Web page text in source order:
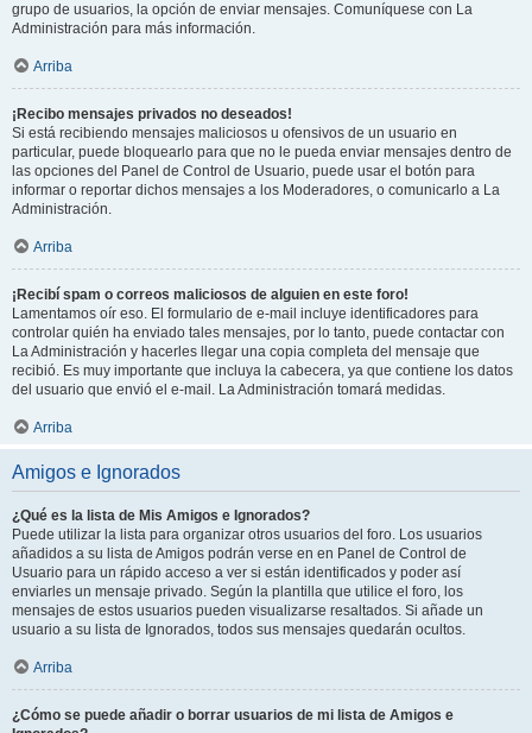
grupo de usuarios, la opción de enviar mensajes. Comuníquese con La
Administración para más información.
Arriba
¡Recibo mensajes privados no deseados!
Si está recibiendo mensajes maliciosos u ofensivos de un usuario en
particular, puede bloquearlo para que no le pueda enviar mensajes dentro de
las opciones del Panel de Control de Usuario, puede usar el botón para
informar o reportar dichos mensajes a los Moderadores, o comunicarlo a La
Administración.
Arriba
¡Recibí spam o correos maliciosos de alguien en este foro!
Lamentamos oír eso. El formulario de e-mail incluye identificadores para
controlar quién ha enviado tales mensajes, por lo tanto, puede contactar con
La Administración y hacerles llegar una copia completa del mensaje que
recibió. Es muy importante que incluya la cabecera, ya que contiene los datos
del usuario que envió el e-mail. La Administración tomará medidas.
Arriba
Amigos e Ignorados
¿Qué es la lista de Mis Amigos e Ignorados?
Puede utilizar la lista para organizar otros usuarios del foro. Los usuarios
añadidos a su lista de Amigos podrán verse en en Panel de Control de
Usuario para un rápido acceso a ver si están identificados y poder así
enviarles un mensaje privado. Según la plantilla que utilice el foro, los
mensajes de estos usuarios pueden visualizarse resaltados. Si añade un
usuario a su lista de Ignorados, todos sus mensajes quedarán ocultos.
Arriba
¿Cómo se puede añadir o borrar usuarios de mi lista de Amigos e